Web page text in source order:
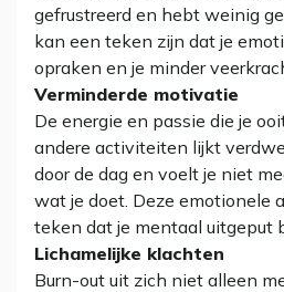
gefrustreerd en hebt weinig
kan een teken zijn dat je
opraken en je minder
Verminderde motivatie
De energie en passie die je
andere activiteiten lijkt
door de dag en voelt je niet
wat je doet. Deze emotionele
teken dat je mentaal uitgeput
Lichamelijke klachten
Burn-out uit zich niet alleen